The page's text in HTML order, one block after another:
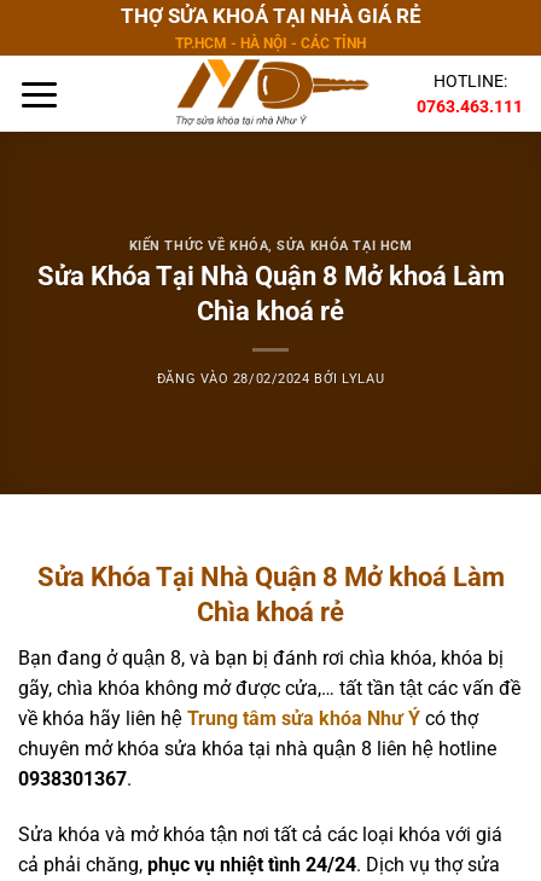
dung
THỢ SỬA KHOÁ TẠI NHÀ GIÁ RẺ
TP.HCM - HÀ NỘI - CÁC TỈNH
HOTLINE:
0763.463.111
KIẾN THỨC VỀ KHÓA,SỬA KHÓA TẠI HCM
Sửa Khóa Tại Nhà Quận 8 Mở khoá Làm
Chìa khoá rẻ
ĐĂNG VÀO 28/02/2024 BỞI LYLAU
Sửa Khóa Tại Nhà Quận 8 Mở khoá Làm
Chìa khoá rẻ
Bạn đang ở quận 8, và bạn bị đánh rơi chìa khóa, khóa bị
gãy, chìa khóa không mở được cửa,… tất tần tật các vấn đề
về khóa hãy liên hệ Trung tâm sửa khóa Như Ý có thợ
chuyên mở khóa sửa khóa tại nhà quận 8 liên hệ hotline
0938301367.
Sửa khóa và mở khóa tận nơi tất cả các loại khóa với giá
cả phải chăng, phục vụ nhiệt tình 24/24. Dịch vụ thợ sửa